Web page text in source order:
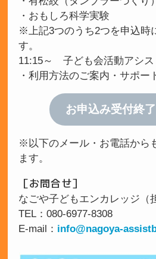
・おもしろ科学実験
※上記3つのうち2つを申込時
す。
11:15～ 子ども会活動アシス
・利用方法のご案内・サポー
お申込み受付終
※以下のメール・お電話から
ます。
［お問合せ］
なごや子どもエンカレッジ（
TEL：080-6977-8308
E-mail： info@nagoya-